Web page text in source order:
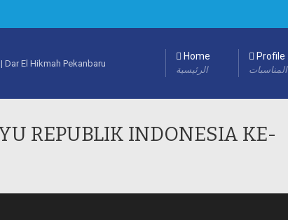
Home
الرئيسية
Profile
المناسبات
REPUBLIK INDONESIA KE-